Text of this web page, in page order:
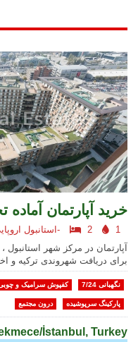
خرید آپارتمان
استانبول اروپایی- 2
1
آپارتمان در مرکز شهر
برای دریافت شهروندی ترکیه و
کفپوش سرامیک و نگهبانی 7/24
درون مجتمع پارکینگ سرپوشیده
İstanbul, Turkey